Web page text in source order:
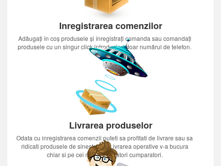
Inregistrarea comenzilor
Adăugați în coș produsele și înregistrați comanda sau comandați
produsele cu un singur click introducînd doar numărul de telefon.
Livrarea produselor
Odata cu inregistrarea comenzii puteti sa profitati de livrare sau sa
ridicati produsele de sinestatator.Livrarea operative v-a bucura
chiar si pe cei mai nerabdatori cumparatori.